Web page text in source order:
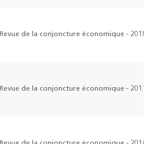
Revue de la conjoncture économique - 2018
Revue de la conjoncture économique - 2017